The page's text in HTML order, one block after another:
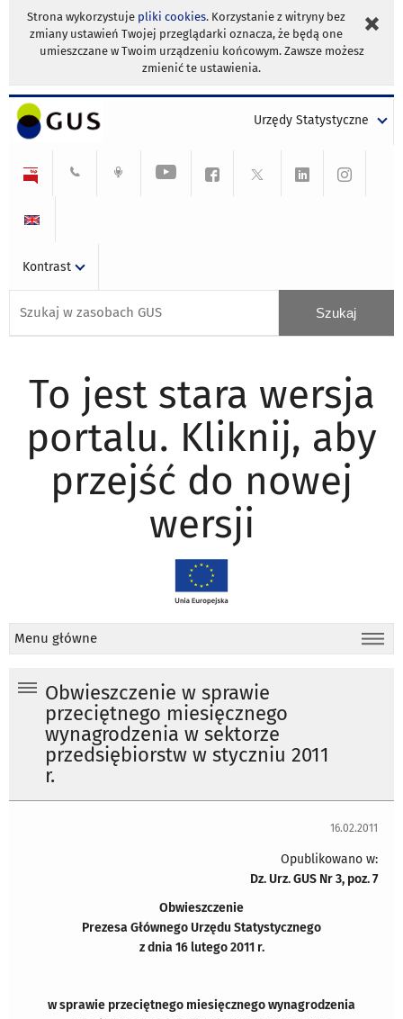
Strona wykorzystuje pliki cookies. Korzystanie z witryny bez
zmiany ustawień Twojej przeglądarki oznacza, że będą one
umieszczane w Twoim urządzeniu końcowym. Zawsze możesz
zmienić te ustawienia.
Urzędy Statystyczne
Kontrast
To jest stara wersja
portalu. Kliknij, aby
przejść do nowej
wersji
Menu główne
Obwieszczenie w sprawie
przeciętnego miesięcznego
wynagrodzenia w sektorze
przedsiębiorstw w styczniu 2011
r.
16.02.2011
Opublikowano w:
Dz. Urz. GUS Nr 3, poz. 7
Obwieszczenie
Prezesa Głównego Urzędu Statystycznego
z dnia 16 lutego 2011 r.
w sprawie przeciętnego miesięcznego wynagrodzenia